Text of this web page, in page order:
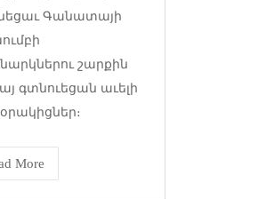
Գանատայի
շարքին
գտնուեցան աւելի
More